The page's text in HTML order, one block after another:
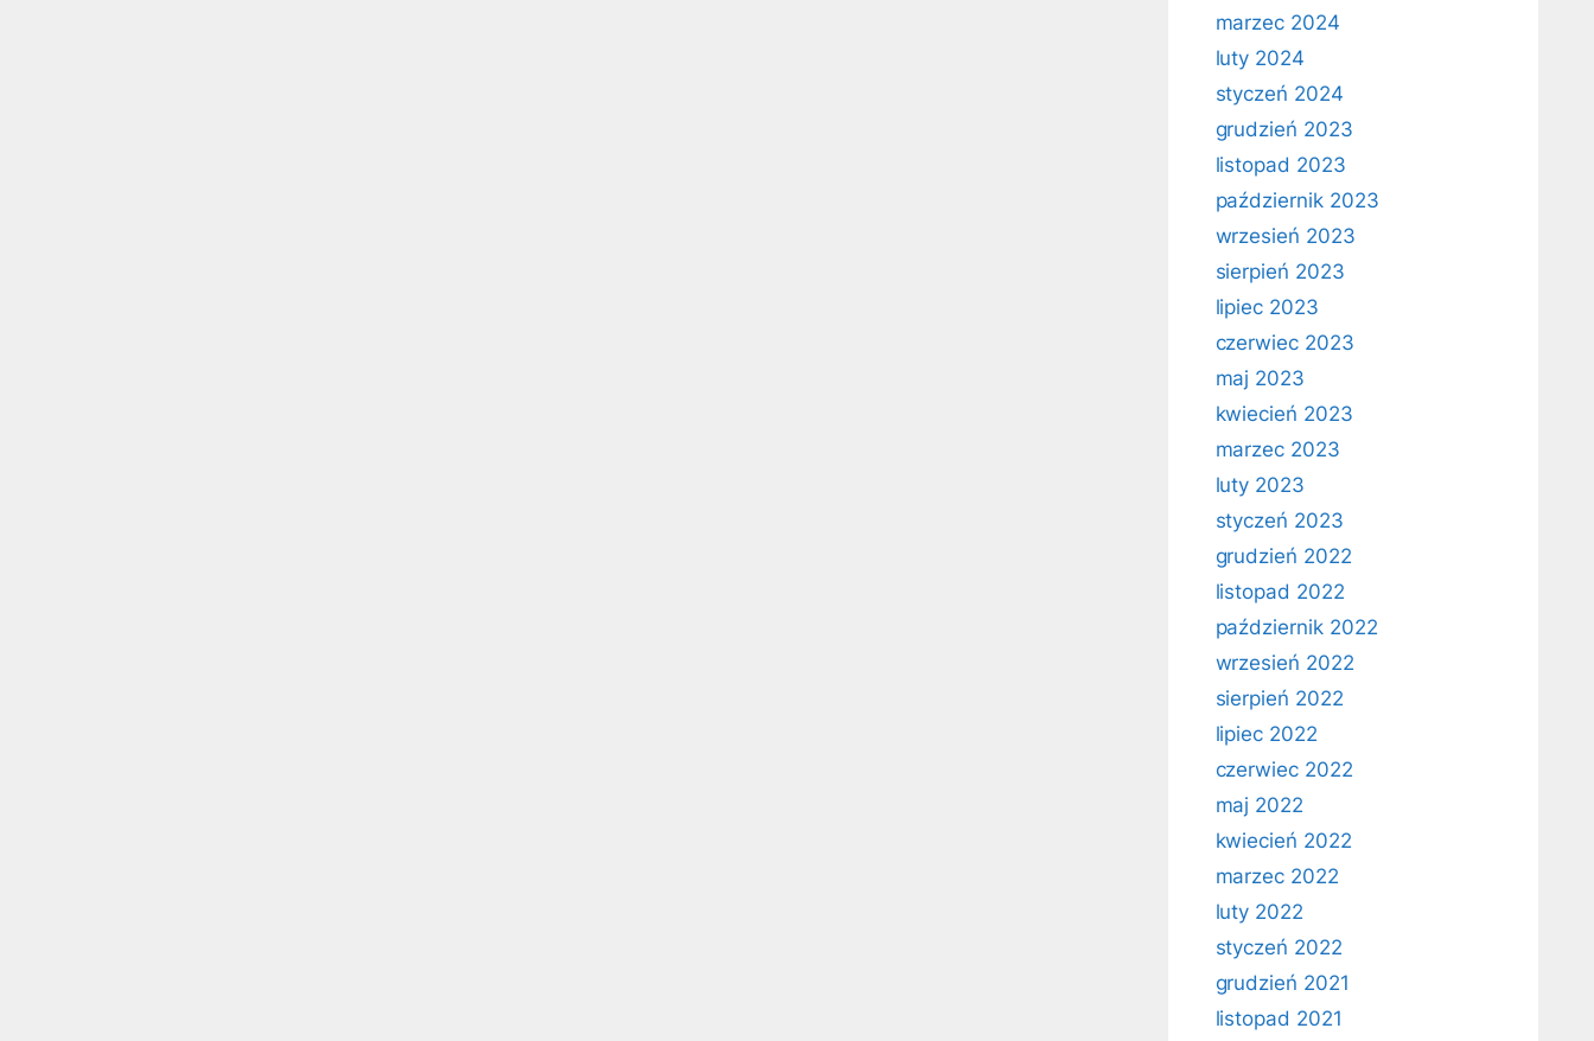
marzec 2024
luty 2024
styczeń 2024
grudzień 2023
listopad 2023
październik 2023
wrzesień 2023
sierpień 2023
lipiec 2023
czerwiec 2023
maj 2023
kwiecień 2023
marzec 2023
luty 2023
styczeń 2023
grudzień 2022
listopad 2022
październik 2022
wrzesień 2022
sierpień 2022
lipiec 2022
czerwiec 2022
maj 2022
kwiecień 2022
marzec 2022
luty 2022
styczeń 2022
grudzień 2021
listopad 2021